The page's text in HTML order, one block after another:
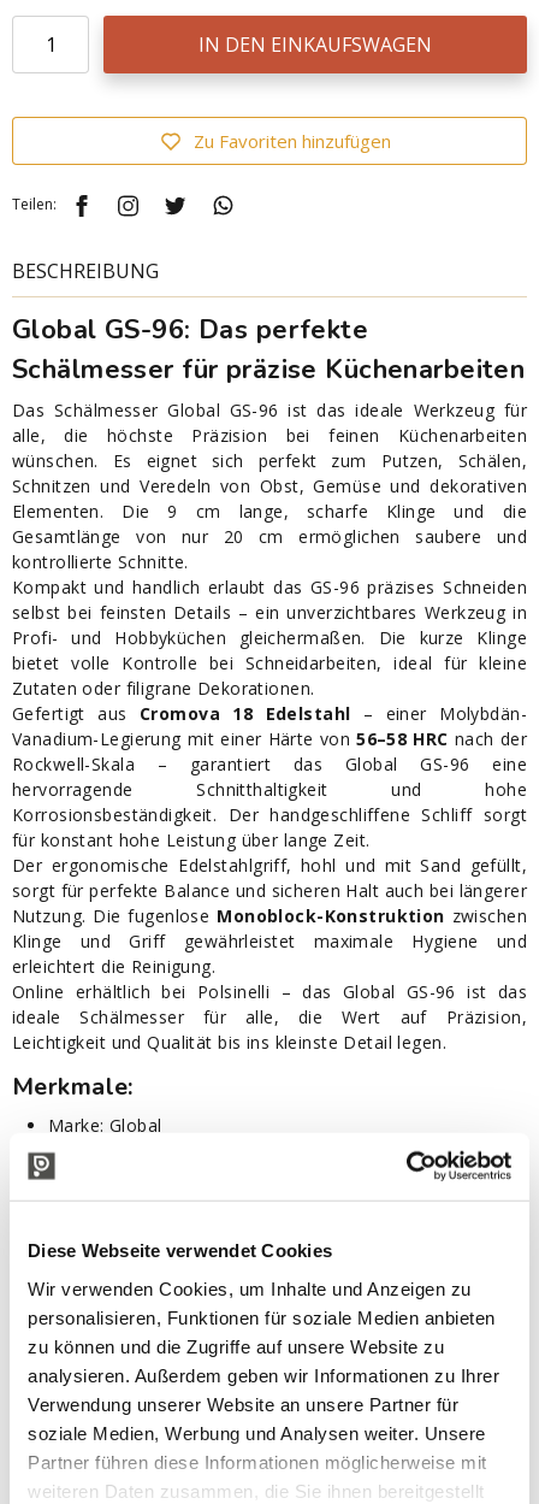
Diese Webseite verwendet Cookies
Wir verwenden Cookies, um Inhalte und Anzeigen zu
personalisieren, Funktionen für soziale Medien anbieten
zu können und die Zugriffe auf unsere Website zu
analysieren. Außerdem geben wir Informationen zu Ihrer
Verwendung unserer Website an unsere Partner für
soziale Medien, Werbung und Analysen weiter. Unsere
Partner führen diese Informationen möglicherweise mit
weiteren Daten zusammen, die Sie ihnen bereitgestellt
IN DEN EINKAUFSWAGEN
Zu Favoriten hinzufügen
Teilen:
BESCHREIBUNG
Global GS-96: Das perfekte
Schälmesser für präzise Küchenarbeiten
Das Schälmesser Global GS-96 ist das ideale Werkzeug für
alle, die höchste Präzision bei feinen Küchenarbeiten
wünschen. Es eignet sich perfekt zum Putzen, Schälen,
Schnitzen und Veredeln von Obst, Gemüse und dekorativen
Elementen. Die 9 cm lange, scharfe Klinge und die
Gesamtlänge von nur 20 cm ermöglichen saubere und
kontrollierte Schnitte.
Kompakt und handlich erlaubt das GS-96 präzises Schneiden
selbst bei feinsten Details – ein unverzichtbares Werkzeug in
Profi- und Hobbyküchen gleichermaßen. Die kurze Klinge
bietet volle Kontrolle bei Schneidarbeiten, ideal für kleine
Zutaten oder filigrane Dekorationen.
Gefertigt aus Cromova 18 Edelstahl – einer Molybdän-
Vanadium-Legierung mit einer Härte von56–58 HRC nach der
Rockwell-Skala – garantiert das Global GS-96 eine
hervorragende Schnitthaltigkeit und hohe
Korrosionsbeständigkeit. Der handgeschliffene Schliff sorgt
für konstant hohe Leistung über lange Zeit.
Der ergonomische Edelstahlgriff, hohl und mit Sand gefüllt,
sorgt für perfekte Balance und sicheren Halt auch bei längerer
Nutzung. Die fugenlose Monoblock-Konstruktion zwischen
Klinge und Griff gewährleistet maximale Hygiene und
erleichtert die Reinigung.
Online erhältlich bei Polsinelli – das Global GS-96 ist das
ideale Schälmesser für alle, die Wert auf Präzision,
Leichtigkeit und Qualität bis ins kleinste Detail legen.
Merkmale:
Marke: Global
Serie: G
Modell: GS-96
Kategorie: Küche
Legierung, Härte 56-58 HRC Rockwell)
Klingenlänge: 9 cm
Gesamtlänge: 20 cm
Handgeschärft nach traditionellen japanischen Standards
Ergonomischer Griff
Nahtloses Design aus einem Stück
Hygienekonforme Materialien
Hergestellt in Japan
Nützliche Tipps: